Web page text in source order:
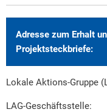
Adresse zum Erhalt
Projektsteckbriefe:
Lokale Aktions-Gruppe
LAG-Geschäftsstelle: